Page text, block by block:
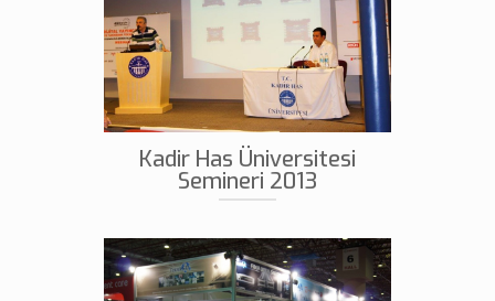
Kadir Has Üniversitesi
Semineri 2013